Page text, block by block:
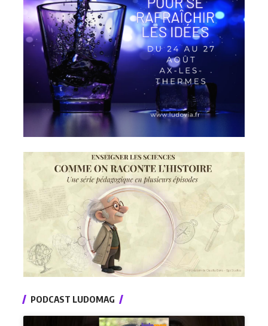
PODCAST LUDOMAG